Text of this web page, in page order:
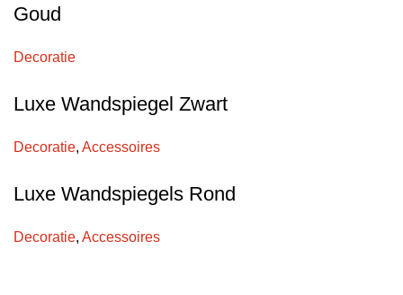
Goud
Decoratie
Luxe Wandspiegel Zwart
Decoratie,Accessoires
Luxe Wandspiegels Rond
Decoratie,Accessoires